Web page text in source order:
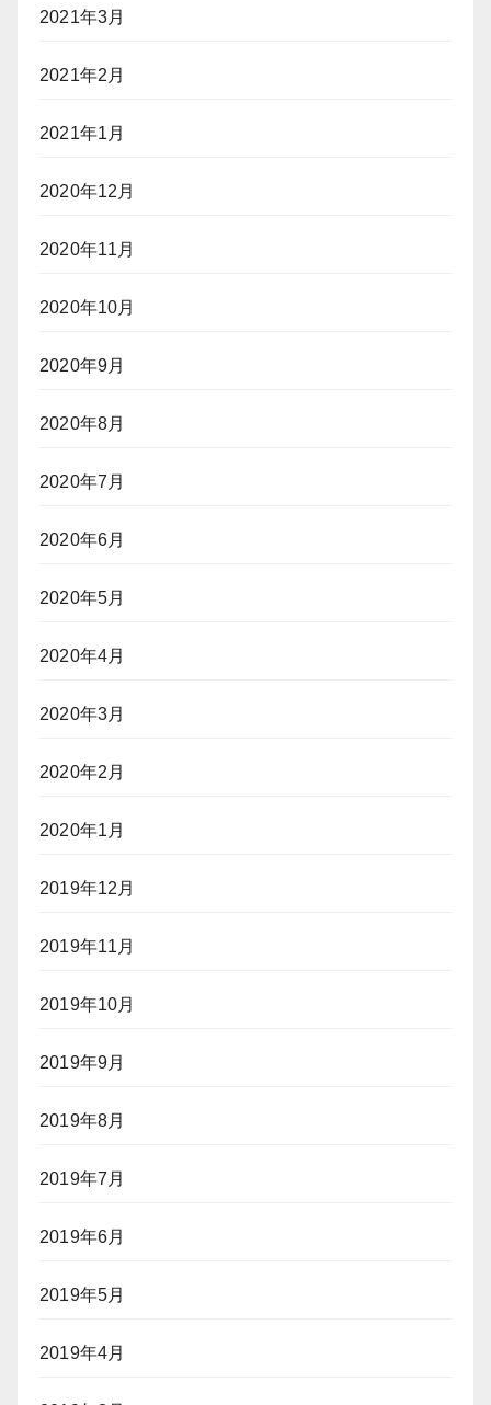
2021年3月
2021年2月
2021年1月
2020年12月
2020年11月
2020年10月
2020年9月
2020年8月
2020年7月
2020年6月
2020年5月
2020年4月
2020年3月
2020年2月
2020年1月
2019年12月
2019年11月
2019年10月
2019年9月
2019年8月
2019年7月
2019年6月
2019年5月
2019年4月